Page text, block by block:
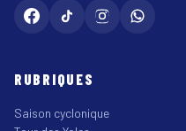
RUBRIQUES
Saison cyclonique